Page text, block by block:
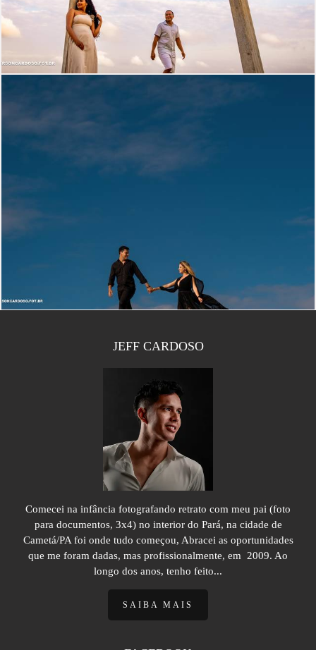
JEFF CARDOSO
Comecei na infância fotografando retrato com meu pai (foto
para documentos, 3x4) no interior do Pará, na cidade de
Cametá/PA foi onde tudo começou, Abracei as oportunidades
que me foram dadas, mas profissionalmente, em 2009. Ao
longo dos anos, tenho feito...
SAIBA MAIS